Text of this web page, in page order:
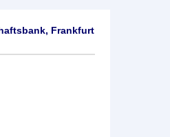
Frankfurt